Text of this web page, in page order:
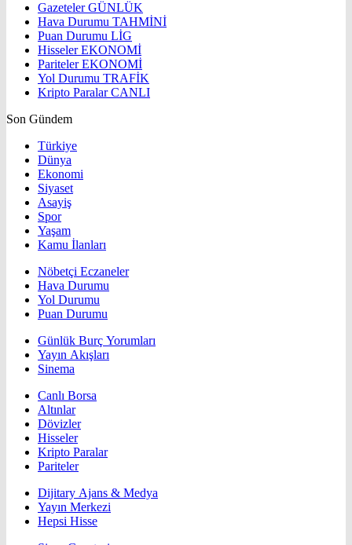
GazetelerGÜNLÜK
Hava Durumu TAHMİNİ
Puan Durumu LİG
HisselerEKONOMİ
ParitelerEKONOMİ
Yol Durumu TRAFİK
Kripto ParalarCANLI
Son Gündem
Türkiye
Dünya
Ekonomi
Siyaset
Asayiş
Spor
Yaşam
Kamu İlanları
Nöbetçi Eczaneler
Hava Durumu
Yol Durumu
Puan Durumu
Günlük Burç Yorumları
Yayın Akışları
Sinema
Canlı Borsa
Altınlar
Dövizler
Hisseler
Kripto Paralar
Pariteler
Dijitary Ajans & Medya
Yayın Merkezi
Hepsi Hisse